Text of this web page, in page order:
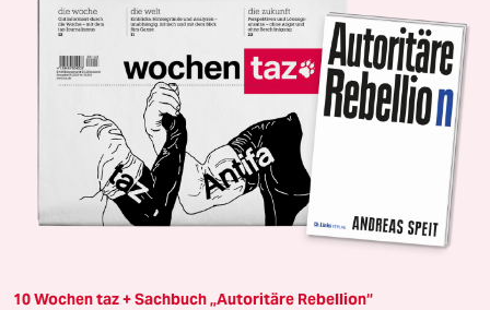
10 Wochen taz + Sachbuch „Autoritäre Rebellion“